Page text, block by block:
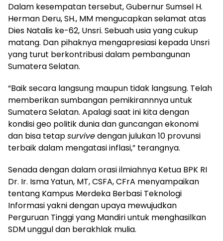
Dalam kesempatan tersebut, Gubernur Sumsel H.
Herman Deru, SH., MM mengucapkan selamat atas
Dies Natalis ke-62, Unsri. Sebuah usia yang cukup
matang. Dan pihaknya mengapresiasi kepada Unsri
yang turut berkontribusi dalam pembangunan
Sumatera Selatan.
“Baik secara langsung maupun tidak langsung. Telah
memberikan sumbangan pemikirannnya untuk
Sumatera Selatan. Apalagi saat ini kita dengan
kondisi geo politik dunia dan guncangan ekonomi
dan bisa tetapsurvivedengan julukan 10 provunsi
terbaik dalam mengatasi inflasi,” terangnya.
Senada dengan dalam orasi ilmiahnya Ketua BPK RI
Dr. Ir. Isma Yatun, MT, CSFA, CFrA menyampaikan
tentang Kampus Merdeka Berbasi Teknologi
Informasi yakni dengan upaya mewujudkan
Perguruan Tinggi yang Mandiri untuk menghasilkan
SDM unggul dan berakhlak mulia.